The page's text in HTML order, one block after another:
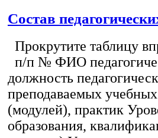
Состав
Прокрутите таблицу
п/п № ФИО
должность
преподаваемых
(модулей), практик
образования,